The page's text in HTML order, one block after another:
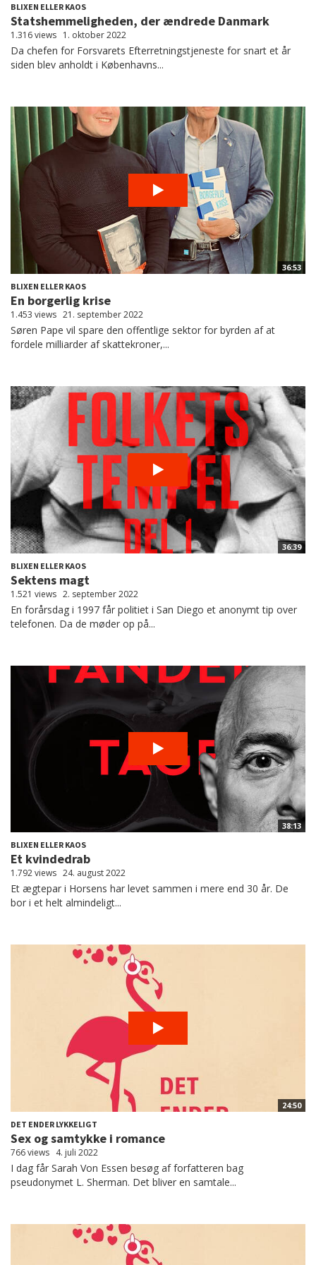
BLIXEN ELLER KAOS
Statshemmeligheden, der ændrede Danmark
1.316 views 1. oktober 2022
Da chefen for Forsvarets Efterretningstjeneste for snart et år
siden blev anholdt i Københavns...
36:53
BLIXEN ELLER KAOS
En borgerlig krise
1.453 views 21. september 2022
Søren Pape vil spare den offentlige sektor for byrden af at
fordele milliarder af skattekroner,...
36:39
BLIXEN ELLER KAOS
Sektens magt
1.521 views 2. september 2022
En forårsdag i 1997 får politiet i San Diego et anonymt tip over
telefonen. Da de møder op på...
38:13
BLIXEN ELLER KAOS
Et kvindedrab
1.792 views 24. august 2022
Et ægtepar i Horsens har levet sammen i mere end 30 år. De
bor i et helt almindeligt...
24:50
DET ENDER LYKKELIGT
Sex og samtykke i romance
766 views 4. juli 2022
I dag får Sarah Von Essen besøg af forfatteren bag
pseudonymet L. Sherman. Det bliver en samtale...